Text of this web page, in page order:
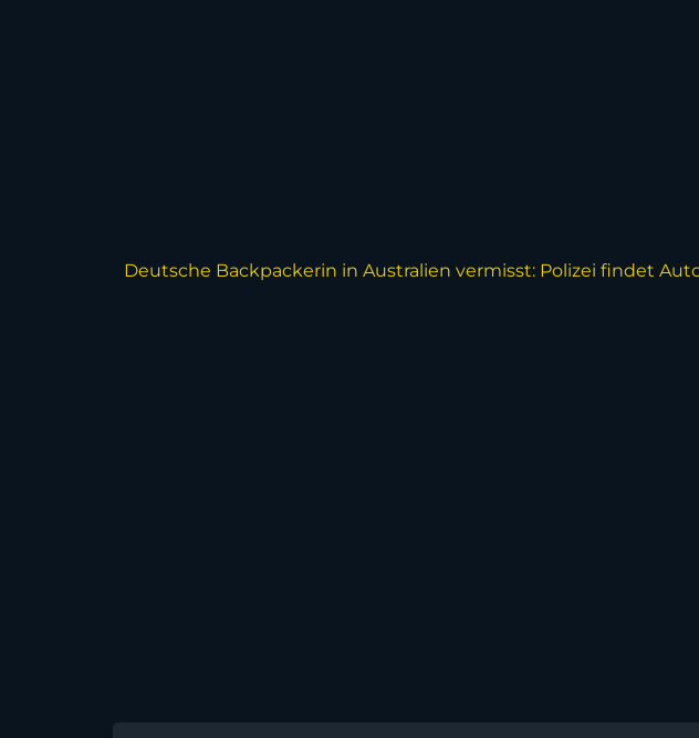
Deutsche Backpackerin in Australien vermisst: Polizei findet